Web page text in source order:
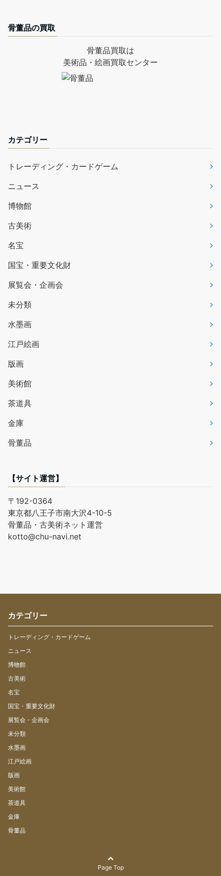
骨董品の買取
骨董品買取は
美術品・絵画買取センター
カテゴリー
トレーディング・カードゲーム
ニュース
博物館
古美術
名宝
国宝・重要文化財
展覧会・企画会
未分類
水墨画
江戸絵画
版画
美術館
茶道具
金庫
骨董品
【サイト運営】
〒192-0364
東京都八王子市南大沢4-10-5
骨董品・古美術ネット運営
kotto@chu-navi.net
カテゴリー
トレーディング・カードゲーム
ニュース
博物館
古美術
名宝
国宝・重要文化財
展覧会・企画会
未分類
水墨画
江戸絵画
版画
美術館
茶道具
金庫
骨董品
Page Top